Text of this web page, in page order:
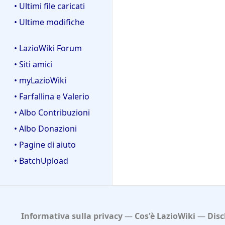
• Ultimi file caricati
• Ultime modifiche
• LazioWiki Forum
• Siti amici
• myLazioWiki
• Farfallina e Valerio
• Albo Contribuzioni
• Albo Donazioni
• Pagine di aiuto
• BatchUpload
Informativa sulla privacy Cos'è LazioWiki